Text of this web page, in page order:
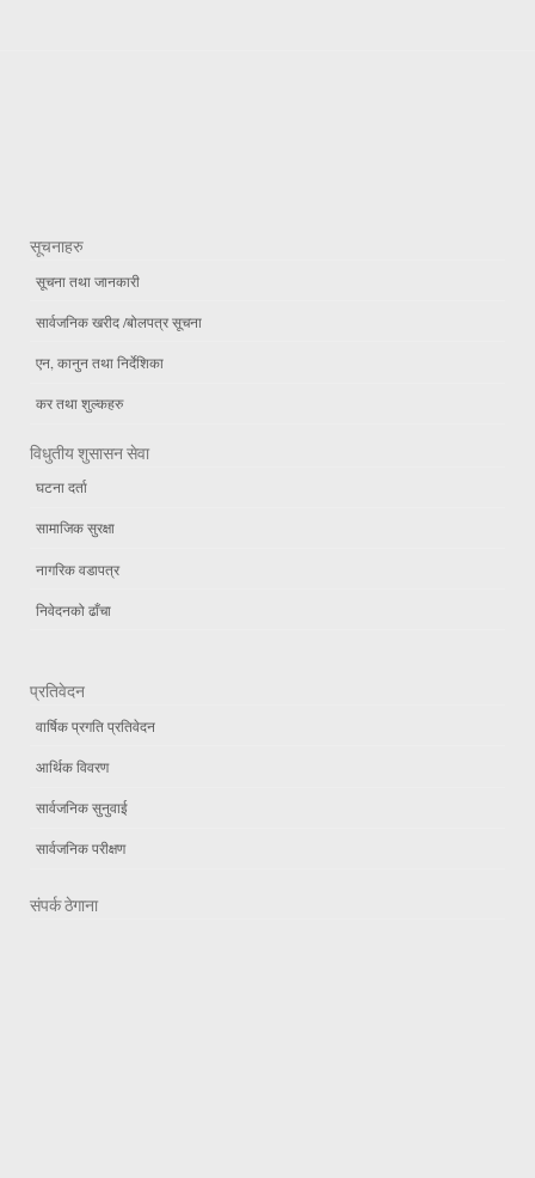
सूचनाहरु
सूचना तथा जानकारी
सार्वजनिक खरीद /बोलपत्र सूचना
एन, कानुन तथा निर्देशिका
कर तथा शुल्कहरु
विधुतीय शुसासन सेवा
घटना दर्ता
सामाजिक सुरक्षा
नागरिक वडापत्र
निवेदनको ढाँचा
प्रतिवेदन
वार्षिक प्रगति प्रतिवेदन
आर्थिक विवरण
सार्वजनिक सुनुवाई
सार्वजनिक परीक्षण
संपर्क ठेगाना